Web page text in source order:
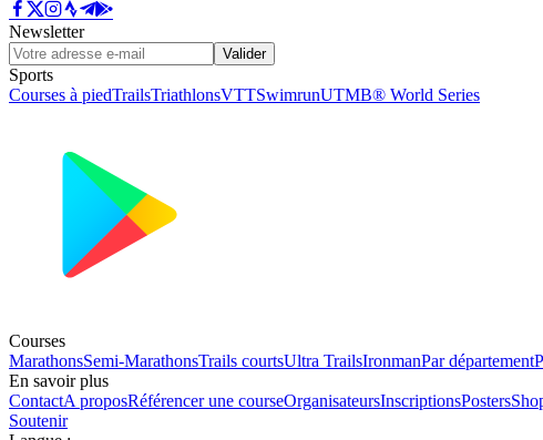
Newsletter
Valider
Sports
Courses à piedTrailsTriathlonsVTTSwimrunUTMB® World Series
Courses
MarathonsSemi-MarathonsTrails courtsUltra TrailsIronmanPar département
En savoir plus
ContactA proposRéférencer une courseOrganisateursInscriptionsPosters
Soutenir